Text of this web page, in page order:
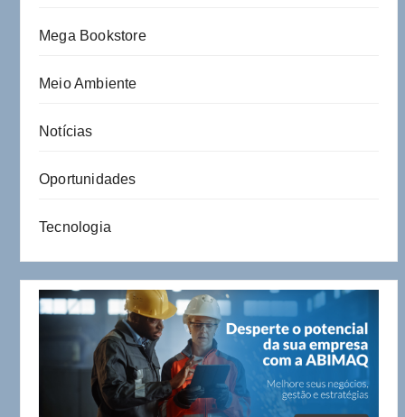
Mega Bookstore
Meio Ambiente
Notícias
Oportunidades
Tecnologia